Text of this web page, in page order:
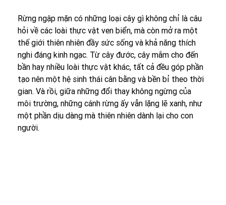
Rừng ngập mặn có những loại cây gì không chỉ là câu
hỏi về các loài thực vật ven biển, mà còn mở ra một
thế giới thiên nhiên đầy sức sống và khả năng thích
nghi đáng kinh ngạc. Từ cây đước, cây mắm cho đến
bần hay nhiều loài thực vật khác, tất cả đều góp phần
tạo nên một hệ sinh thái cân bằng và bền bỉ theo thời
gian. Và rồi, giữa những đổi thay không ngừng của
môi trường, những cánh rừng ấy vẫn lặng lẽ xanh, như
một phần dịu dàng mà thiên nhiên dành lại cho con
người.